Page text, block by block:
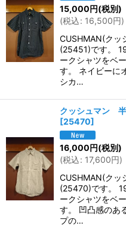
15,000円(税別)
(税込: 16,500円)
CUSHMAN(クッ
(25451)です。
ークシャツをベ
す。 ネイビーに
シカ…
クッシュマン
[25470]
16,000円(税別)
(税込: 17,600円)
CUSHMAN(クッ
(25470)です。
ークシャツをベ
す。 凹凸感のあ
プの…